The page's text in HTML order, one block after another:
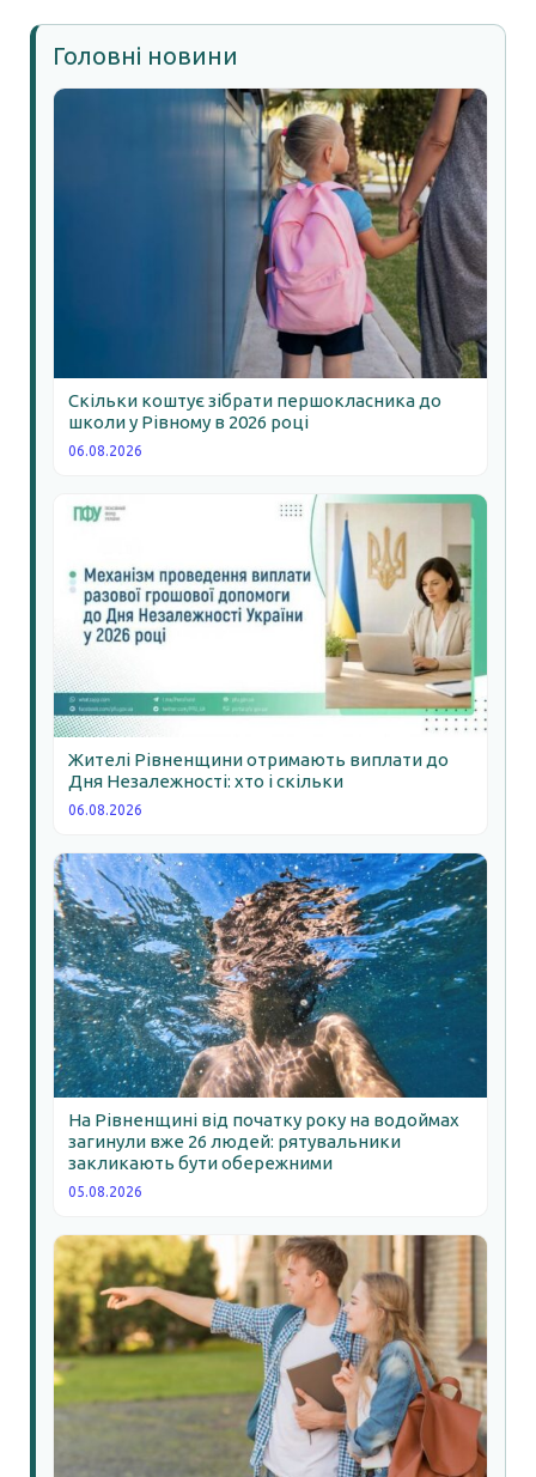
Головні новини
Скільки коштує зібрати першокласника до
школи у Рівному в 2026 році
06.08.2026
Жителі Рівненщини отримають виплати до
Дня Незалежності: хто і скільки
06.08.2026
На Рівненщині від початку року на водоймах
загинули вже 26 людей: рятувальники
закликають бути обережними
05.08.2026